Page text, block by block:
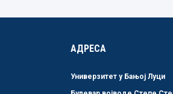
АДРЕСА
Универзитет у Бањој Луци